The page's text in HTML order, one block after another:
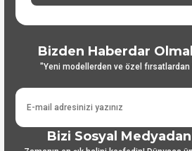
Bizden Haberdar
"Yeni modellerden ve özel
Bizi Sosyal